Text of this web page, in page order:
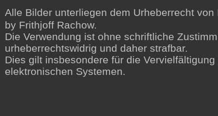
Alle Bilder unterliegen dem Urheberrecht
by Frithjoff Rachow.
Die Verwendung ist ohne schriftliche
urheberrechtswidrig und daher strafbar.
Dies gilt insbesondere für die
elektronischen Systemen.